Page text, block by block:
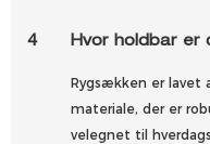
4 Hvor holdbar er
Rygsækken er lavet
materiale, der er
velegnet til